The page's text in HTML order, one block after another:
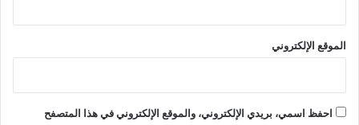
الموقع الإلكتروني
احفظ اسمي، بريدي الإلكتروني، والموقع الإلكتروني في هذا المتصفح